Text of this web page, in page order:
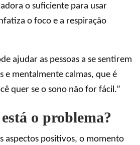
o suficiente para usar
o foco e a respiração
ajudar as pessoas a se sentirem
e mentalmente calmas, que é
quer se o sono não for fácil.”
o problema?
aspectos positivos, o momento